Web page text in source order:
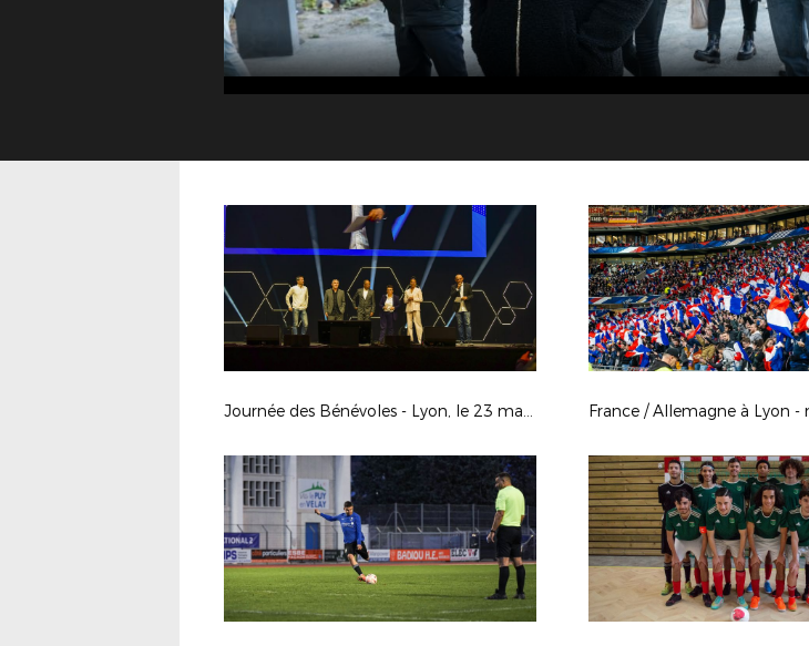
Journée des Bénévoles - Lyon, le 23 mars 2024 France / Allemagne à Lyon -